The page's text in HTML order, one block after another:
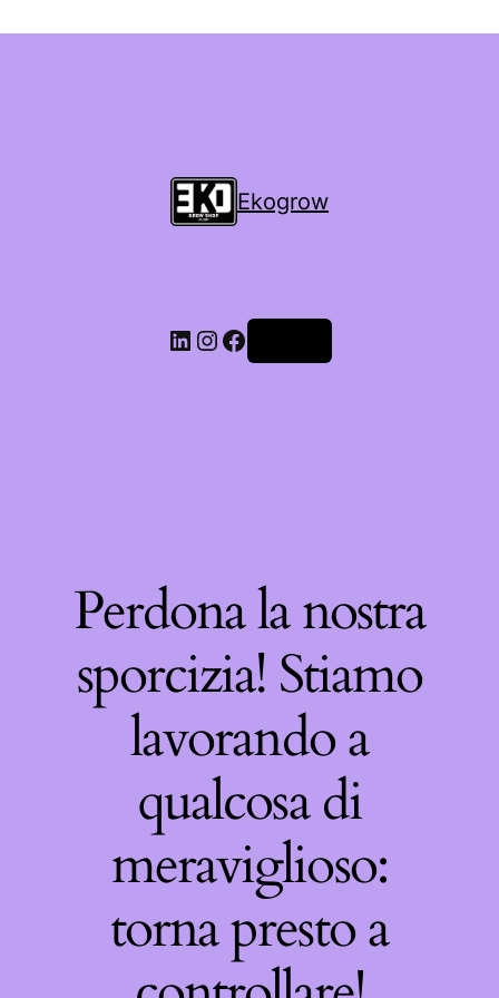
Ekogrow
Perdona la nostra
sporcizia! Stiamo
lavorando a
qualcosa di
meraviglioso:
torna presto a